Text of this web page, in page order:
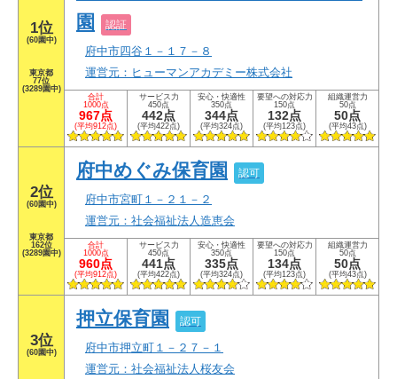
1位
(60園中)
東京都
77位
(3289園中)
園
認証
府中市四谷１－１７－８
運営元：ヒューマンアカデミー株式会社
合計
1000点
967点
(平均912点)
サービス力
450点
442点
(平均422点)
安心・快適性
350点
344点
(平均324点)
要望への対応力
150点
132点
(平均123点)
組織運営力
50点
50点
(平均43点)
2位
(60園中)
東京都
162位
(3289園中)
府中めぐみ保育園 認可
府中市宮町１－２１－２
運営元：社会福祉法人造恵会
合計
1000点
960点
(平均912点)
サービス力
450点
441点
(平均422点)
安心・快適性
350点
335点
(平均324点)
要望への対応力
150点
134点
(平均123点)
組織運営力
50点
50点
(平均43点)
3位
(60園中)
押立保育園 認可
府中市押立町１－２７－１
運営元：社会福祉法人桜友会